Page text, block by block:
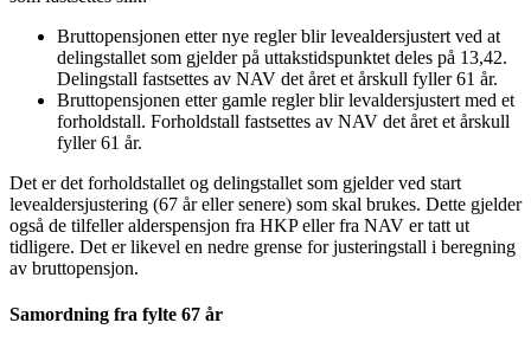
Bruttopensjonen etter nye regler blir levealdersjustert ved at
delingstallet som gjelder på uttakstidspunktet deles på 13,42.
Delingstall fastsettes av NAV det året et årskull fyller 61 år.
Bruttopensjonen etter gamle regler blir levaldersjustert med et
forholdstall. Forholdstall fastsettes av NAV det året et årskull
fyller 61 år.
Det er det forholdstallet og delingstallet som gjelder ved start
levealdersjustering (67 år eller senere) som skal brukes. Dette gjelder
også de tilfeller alderspensjon fra HKP eller fra NAV er tatt ut
tidligere. Det er likevel en nedre grense for justeringstall i beregning
av bruttopensjon.
Samordning fra fylte 67 år